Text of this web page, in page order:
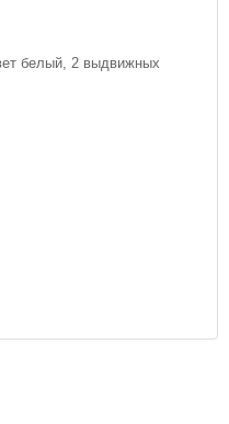
белый, 2 выдвижных